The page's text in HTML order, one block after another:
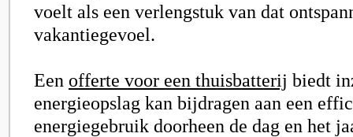
voelt als een verlengstuk van dat
vakantiegevoel.
Een offerte voor een thuisbatterij biedt
energieopslag kan bijdragen aan een
energiegebruik doorheen de dag en het